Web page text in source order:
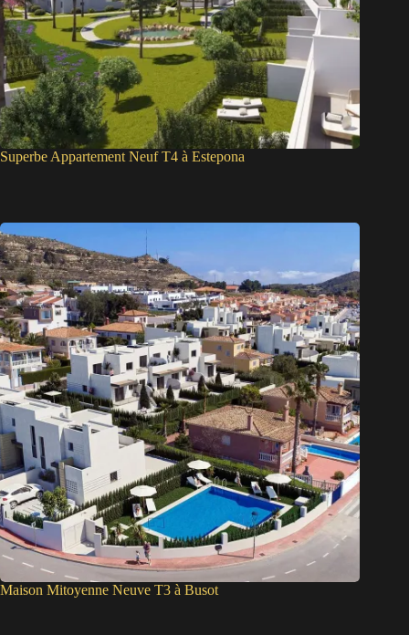
Superbe Appartement Neuf T4 à Estepona
Maison Mitoyenne Neuve T3 à Busot